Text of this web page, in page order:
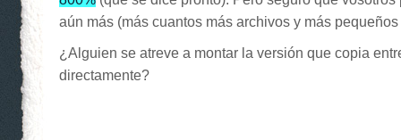
aún más (más cuantos más archivos y más
¿Alguien se atreve a montar la versión que copia
directamente?